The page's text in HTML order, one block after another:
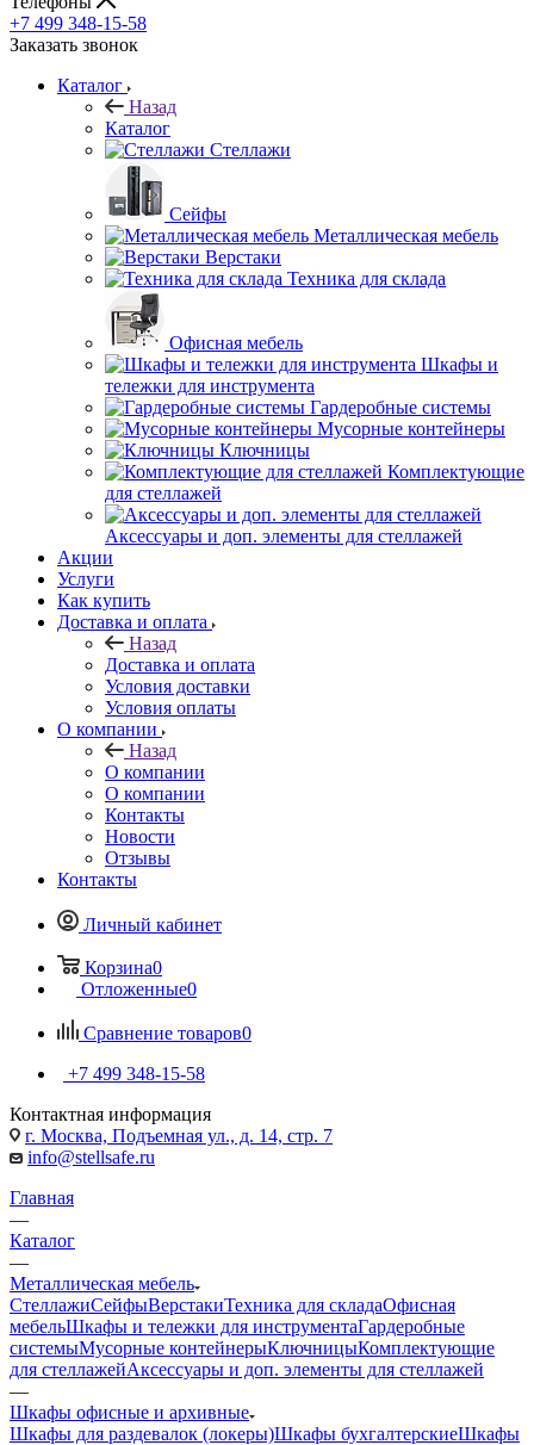
+7 499 348-15-58
Заказать звонок
Каталог
Назад
Каталог
Стеллажи
Сейфы
Металлическая мебель
Верстаки
Техника для склада
Офисная мебель
Шкафы и
тележки для инструмента
Гардеробные системы
Мусорные контейнеры
Ключницы
Комплектующие
для стеллажей
Аксессуары и доп. элементы для стеллажей
Акции
Услуги
Как купить
Доставка и оплата
Назад
Доставка и оплата
Условия доставки
Условия оплаты
О компании
Назад
О компании
О компании
Контакты
Новости
Отзывы
Контакты
Личный кабинет
Корзина0
Отложенные0
Сравнение товаров0
+7 499 348-15-58
Контактная информация
г. Москва, Подъемная ул., д. 14, стр. 7
info@stellsafe.ru
Главная
—
Каталог
—
Металлическая мебель
СтеллажиСейфыВерстакиТехника для складаОфисная
мебельШкафы и тележки для инструментаГардеробные
системыМусорные контейнерыКлючницыКомплектующие
для стеллажейАксессуары и доп. элементы для стеллажей
—
Шкафы офисные и архивные
Шкафы для раздевалок (локеры)Шкафы бухгалтерскиеШкафы